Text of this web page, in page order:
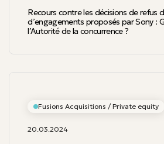
Recours contre les décisions de refus
d’engagements proposés par Sony :
l’Autorité de la concurrence ?
Fusions Acquisitions / Private equity
20.03.2024